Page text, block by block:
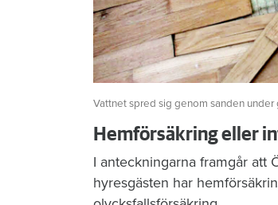
Vattnet spred sig genom sanden
Hemförsäkring eller
I anteckningarna framgår att
hyresgästen har